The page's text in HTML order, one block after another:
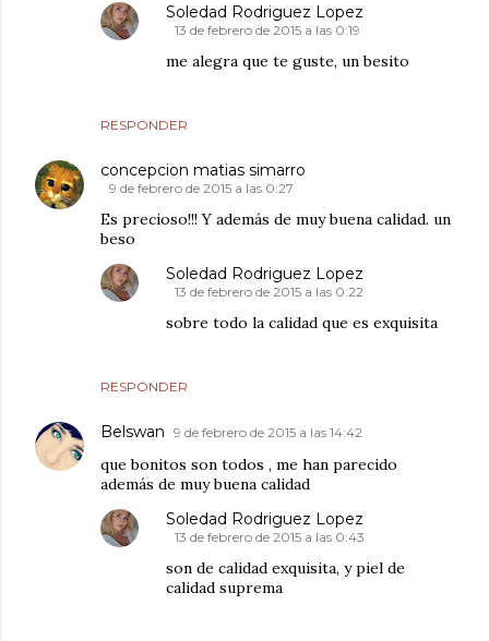
RESPONDER
Soledad Rodriguez Lopez
13 de febrero de 2015 a las 0:19
me alegra que te guste, un besito
concepcion matias simarro
9 de febrero de 2015 a las 0:27
Es precioso!!! Y además de muy buena calidad. un
beso
RESPONDER
Soledad Rodriguez Lopez
13 de febrero de 2015 a las 0:22
sobre todo la calidad que es exquisita
Belswan 9 de febrero de 2015 a las 14:42
que bonitos son todos , me han parecido
además de muy buena calidad
Soledad Rodriguez Lopez
13 de febrero de 2015 a las 0:43
son de calidad exquisita, y piel de
calidad suprema